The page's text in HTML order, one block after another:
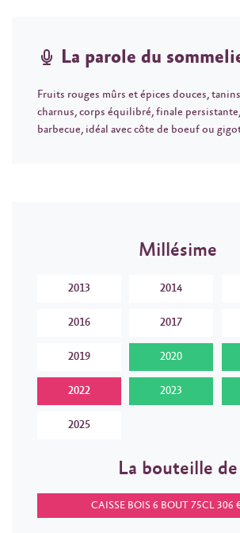
La parole du
Fruits rouges mûrs et épices douces,
charnus, corps équilibré, finale
barbecue, idéal avec côte de boeuf ou
Millésime
2013 2014
2016 2017
2019 2020
2022 2023
2025
La bouteille de
CAISSE BOIS 6 BOUT 75CL 306